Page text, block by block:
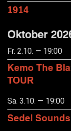
1914
Oktober
Fr. 2.10. — 19:00
Kemo The
TOUR
Sa. 3.10. — 19:00
Sedel